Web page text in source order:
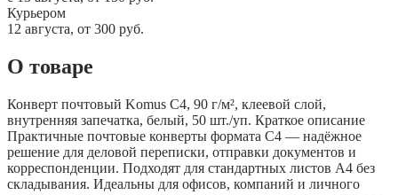
Курьером
12 августа, от 300 руб.
О товаре
Конверт почтовый Komus С4, 90 г/м², клеевой слой,
внутренняя запечатка, белый, 50 шт./уп. Краткое описание
Практичные почтовые конверты формата С4 — надёжное
решение для деловой переписки, отправки документов и
корреспонденции. Подходят для стандартных листов А4 без
складывания. Идеальны для офисов, компаний и личного